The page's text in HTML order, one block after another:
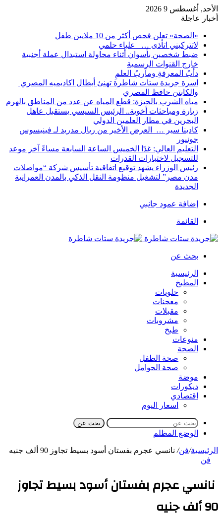
الأحد, أغسطس 9 2026
أخبار عاجلة
«الصحة» تعلن فحص أكثر من 10 ملايين طفل
لاتتركيني اتأذى … علياء حلمي
ضبط شخصين بأسوان أثناء محاولة استبدال عملة أجنبية
خارج القنوات الرسمية
دأبُ المعرفةِ ومآربُ العلمِ
اسرة جريدة ستات شاطرة تهنئ أبطال اكاديميه المصري
والكابتن حافظ المصري
مياه الشرب بالجيزة: قطع المياه عن عدد من المناطق بالهرم
زيارة ومباحثات أخوية.. الرئيس السيسي يستقبل عاهل
البحرين في مطار العلمين الدولي
كادينا سير … العرض الأخير من ريال مدريد لـ فينيسوس
جونيور
التعليم العالي: غدًا الخميس الساعة السابعة مساءً آخر موعد
للتسجيل لاختبارات القدرات
رئيس الوزراء يشهد توقيع اتفاقية تأسيس شركة “مواصلات
مدن مصر” لتشغيل منظومة النقل الذكي بالمدن العمرانية
الجديدة
إضافة عمود جانبي
القائمة
بحث عن
الرئيسية
المطبخ
حلويات
معجنات
مقبلات
مشروبات
طبخ
منوعات
الصحة
صحة الطفل
صحة الحوامل
موضة
ديكورات
اقتصادي
اسعار اليوم
بحث عن
الوضع المظلم
الرئيسية/فن/ نانسي عجرم بفستان أسود بسيط تجاوز 90 ألف جنيه
فن
نانسي عجرم بفستان أسود بسيط تجاوز
90 ألف جنيه